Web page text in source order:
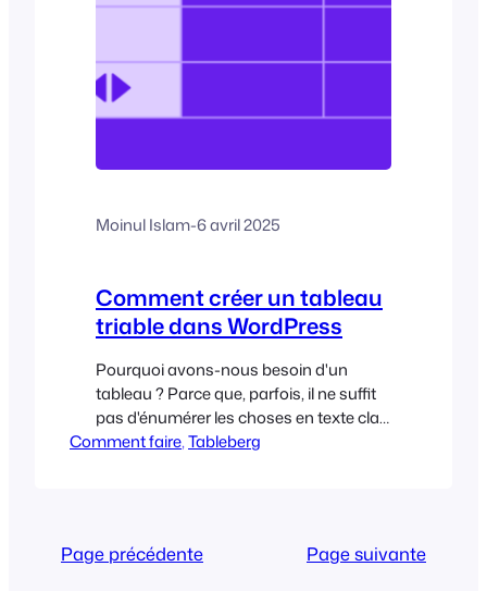
Moinul Islam-6 avril 2025
Comment créer un tableau
triable dans WordPress
Pourquoi avons-nous besoin d'un
tableau ? Parce que, parfois, il ne suffit
pas d'énumérer les choses en texte clair.
Comment créer un tableau ? Vous
fonction de l'éditeur ou du constructeur
Comment faire, Tableberg
Page précédente Page suivante